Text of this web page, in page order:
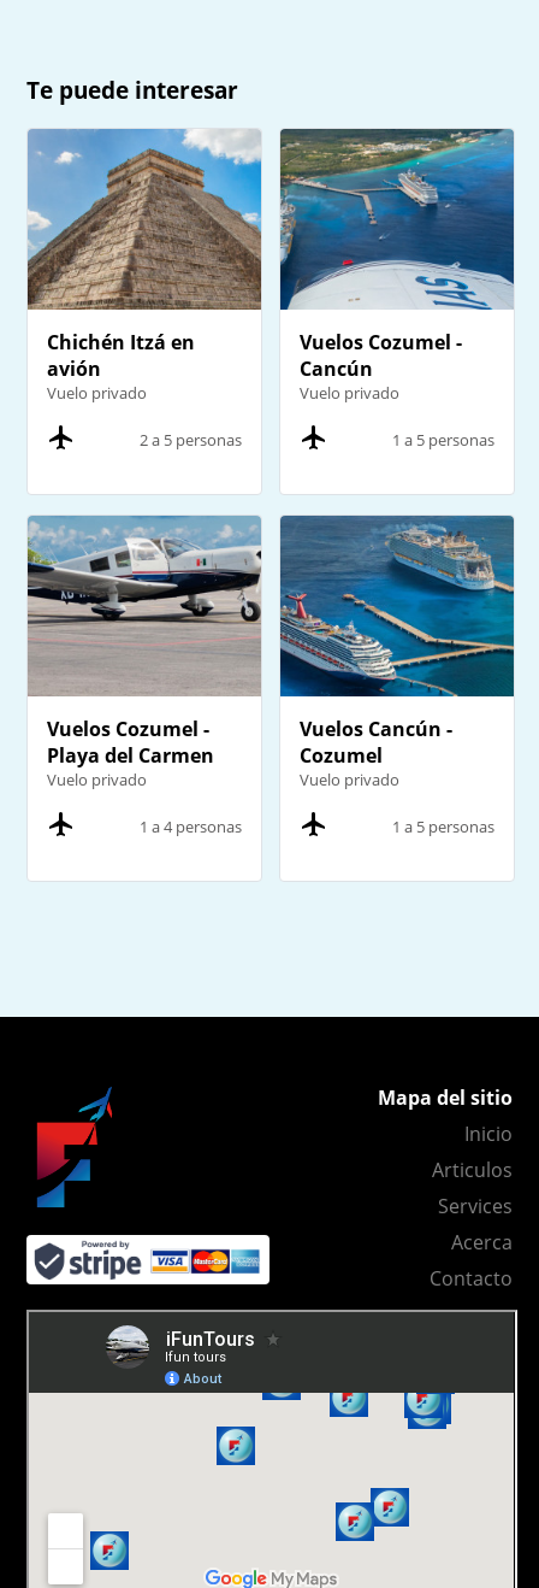
Te puede interesar
Chichén Itzá en
avión
Vuelo privado
2 a 5 personas
Vuelos Cozumel -
Cancún
Vuelo privado
1 a 5 personas
Vuelos Cozumel -
Playa del Carmen
Vuelo privado
1 a 4 personas
Vuelos Cancún -
Cozumel
Vuelo privado
1 a 5 personas
Mapa del sitio
Inicio
Articulos
Services
Acerca
Contacto